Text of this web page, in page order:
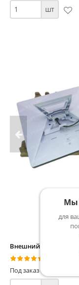
шт
Внешний
Под заказ от 2 дней
Мы
для